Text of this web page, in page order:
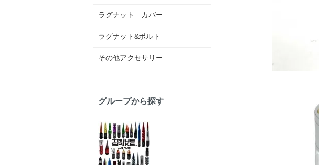
ラグナット カバー
ラグナット&ボルト
その他アクセサリー
グループから探す